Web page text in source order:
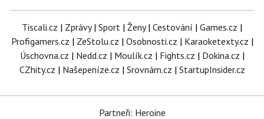
Tiscali.cz | Zprávy| Sport | Ženy| Cestování | Games.cz |
Profigamers.cz | ZeStolu.cz | Osobnosti.cz | Karaoketexty.cz |
Úschovna.cz | Nedd.cz | Moulík.cz | Fights.cz | Dokina.cz |
CZhity.cz | Našepeníze.cz | Srovnám.cz | StartupInsider.cz
Partneři: Heroine